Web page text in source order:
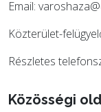
Email:
Közterület-
Részletes
Közösségi